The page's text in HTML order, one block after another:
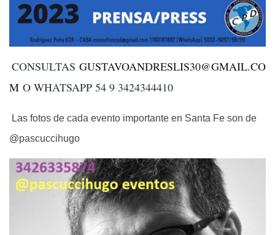
CONSULTAS GUSTAVOANDRESLIS30@GMAIL.CO
M O WHATSAPP 54 9 3424344410
Las fotos de cada evento importante en Santa Fe son de
@pascuccihugo